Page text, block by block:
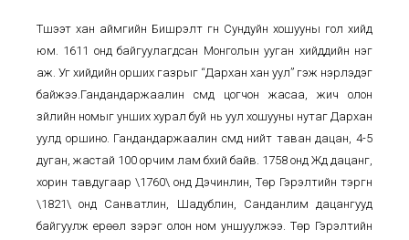
Түшээт хан аймгийн Бишрэлт гүн Сундуйн хошууны гол хийд
юм. 1611 онд байгуулагдсан Монголын ууган хийдүүдийн нэг
аж. Уг хийдийн орших газрыг “Дархан хан уул” гэж нэрлэдэг
байжээ.Гандандаржаалин сүмд цогчон жасаа, жич олон
зүйлийн номыг унших хурал буй нь уул хошууны нутаг Дархан
уулд оршино. Гандандаржаалин сүмд нийт таван дацан, 4-5
дуган, жастай 100 орчим лам бүхий байв. 1758 онд Жүд дацанг,
хорин тавдугаар \1760\ онд Дэчинлин, Төр Гэрэлтийн тэргүүн
\1821\ онд Санватлин, Шадублин, Санданлим дацангууд
байгуулж ерөөл зэрэг олон ном уншуулжээ. Төр Гэрэлтийн